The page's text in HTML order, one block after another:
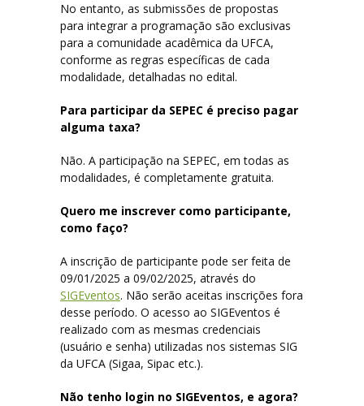
Editais – 2ª SEPEC (com resultados)
No entanto, as submissões de propostas
para integrar a programação são exclusivas
para a comunidade acadêmica da UFCA,
conforme as regras específicas de cada
modalidade, detalhadas no edital.
Para participar da SEPEC é preciso pagar
alguma taxa?
Não. A participação na SEPEC, em todas as
modalidades, é completamente gratuita.
Quero me inscrever como participante,
como faço?
A inscrição de participante pode ser feita de
09/01/2025 a 09/02/2025, através do
SIGEventos. Não serão aceitas inscrições fora
desse período. O acesso ao SIGEventos é
realizado com as mesmas credenciais
(usuário e senha) utilizadas nos sistemas SIG
da UFCA (Sigaa, Sipac etc.).
Não tenho login no SIGEventos, e agora?